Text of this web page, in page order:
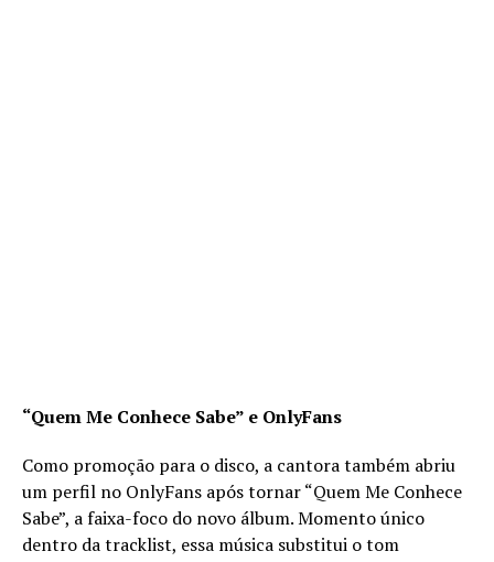
“Quem Me Conhece Sabe” e OnlyFans
Como promoção para o disco, a cantora também abriu
um perfil no OnlyFans após tornar “Quem Me Conhece
Sabe”, a faixa-foco do novo álbum. Momento único
dentro da tracklist, essa música substitui o tom